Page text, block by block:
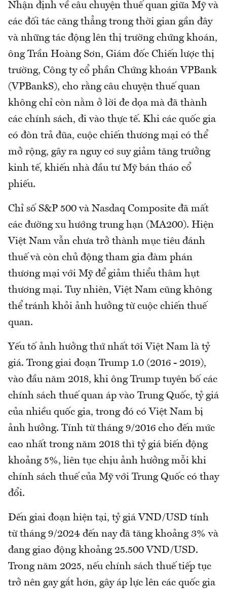
Nhận định về câu chuyện thuế quan giữa Mỹ và
các đối tác căng thẳng trong thời gian gần đây
và những tác động lên thị trường chứng khoán,
ông Trần Hoàng Sơn, Giám đốc Chiến lược thị
trường, Công ty cổ phần Chứng khoán VPBank
(VPBankS), cho rằng câu chuyện thuế quan
không chỉ còn nằm ở lời đe dọa mà đã thành
các chính sách, đi vào thực tế. Khi các quốc gia
có đòn trả đũa, cuộc chiến thương mại có thể
mở rộng, gây ra nguy cơ suy giảm tăng trưởng
kinh tế, khiến nhà đầu tư Mỹ bán tháo cổ
phiếu.
Chỉ số S&P 500 và Nasdaq Composite đã mất
các đường xu hướng trung hạn (MA200). Hiện
Việt Nam vẫn chưa trở thành mục tiêu đánh
thuế và còn chủ động tham gia đàm phán
thương mại với Mỹ để giảm thiểu thâm hụt
thương mại. Tuy nhiên, Việt Nam cũng không
thể tránh khỏi ảnh hưởng từ cuộc chiến thuế
quan.
Yếu tố ảnh hưởng thứ nhất tới Việt Nam là tỷ
giá. Trong giai đoạn Trump 1.0 (2016 - 2019),
vào đầu năm 2018, khi ông Trump tuyên bố các
chính sách thuế quan áp vào Trung Quốc, tỷ giá
của nhiều quốc gia, trong đó có Việt Nam bị
ảnh hưởng. Tính từ tháng 9/2016 cho đến mức
cao nhất trong năm 2018 thì tỷ giá biến động
khoảng 5%, liên tục chịu ảnh hưởng mỗi khi
chính sách thuế của Mỹ với Trung Quốc có thay
đổi.
Đến giai đoạn hiện tại, tỷ giá VND/USD tính
từ tháng 9/2024 đến nay đã tăng khoảng 3% và
đang giao động khoảng 25.500 VND/USD.
Trong năm 2025, nếu chính sách thuế tiếp tục
trở nên gay gắt hơn, gây áp lực lên các quốc gia